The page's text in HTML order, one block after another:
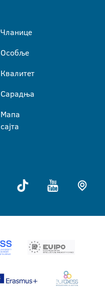
Чланице
Особље
Квалитет
Сарадња
Мапа
сајта